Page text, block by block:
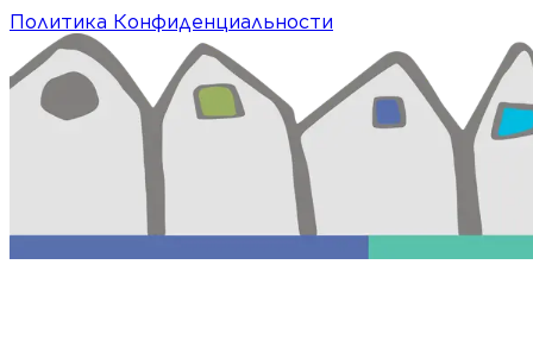
Политика Конфиденциальности